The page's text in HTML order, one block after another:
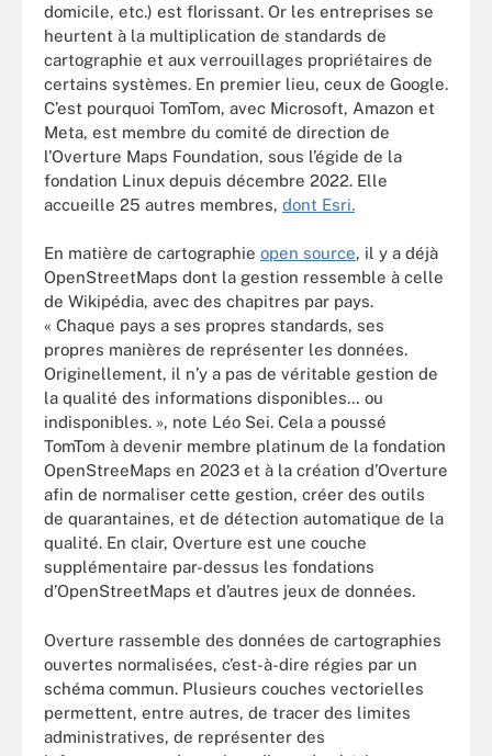
domicile, etc.) est florissant. Or les entreprises se
heurtent à la multiplication de standards de
cartographie et aux verrouillages propriétaires de
certains systèmes. En premier lieu, ceux de Google.
C’est pourquoi TomTom, avec Microsoft, Amazon et
Meta, est membre du comité de direction de
l’Overture Maps Foundation, sous l’égide de la
fondation Linux depuis décembre 2022. Elle
accueille 25 autres membres, dont Esri.
En matière de cartographie open source, il y a déjà
OpenStreetMaps dont la gestion ressemble à celle
de Wikipédia, avec des chapitres par pays.
« Chaque pays a ses propres standards, ses
propres manières de représenter les données.
Originellement, il n’y a pas de véritable gestion de
la qualité des informations disponibles… ou
indisponibles. », note Léo Sei. Cela a poussé
TomTom à devenir membre platinum de la fondation
OpenStreeMaps en 2023 et à la création d’Overture
afin de normaliser cette gestion, créer des outils
de quarantaines, et de détection automatique de la
qualité. En clair, Overture est une couche
supplémentaire par-dessus les fondations
d’OpenStreetMaps et d’autres jeux de données.
Overture rassemble des données de cartographies
ouvertes normalisées, c’est-à-dire régies par un
schéma commun. Plusieurs couches vectorielles
permettent, entre autres, de tracer des limites
administratives, de représenter des